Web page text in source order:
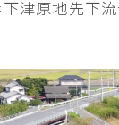
下津原地先下